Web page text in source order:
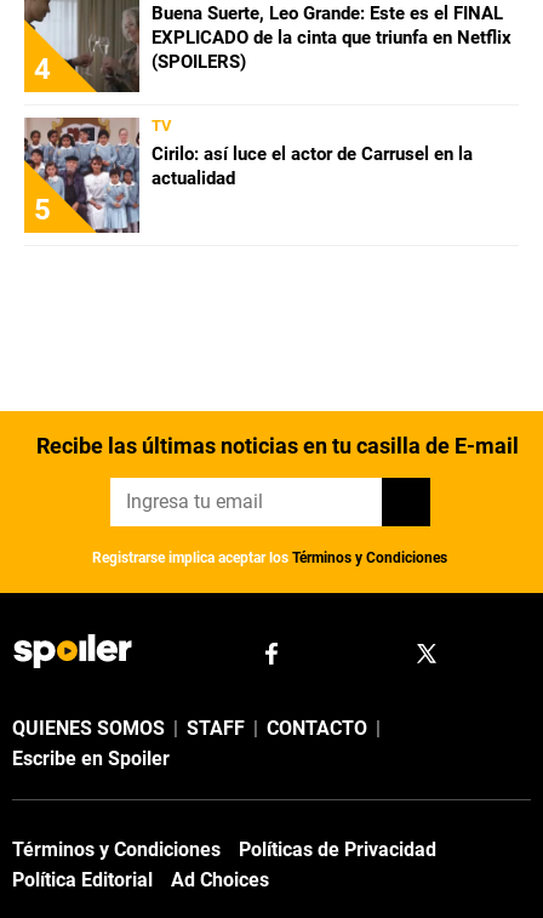
4
Buena Suerte, Leo Grande: Este es el FINAL
EXPLICADO de la cinta que triunfa en Netflix
(SPOILERS)
5
TV
Cirilo: así luce el actor de Carrusel en la
actualidad
Recibe las últimas noticias en tu casilla de E-mail
Registrarse implica aceptar los Términos y Condiciones
QUIENES SOMOS | STAFF | CONTACTO |
Escribe en Spoiler
Términos y Condiciones
Políticas de Privacidad
Política Editorial
Ad Choices